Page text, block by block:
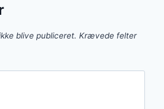
blive publiceret. Krævede felter